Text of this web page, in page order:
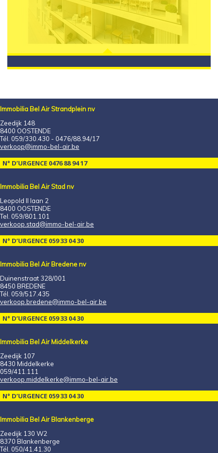
Immobilia Bel Air Strandplein nv
Zeedijk 148
8400 OOSTENDE
Tél. 059/330.430 - 0476/88.94/17
verkoop@immo-bel-air.be
N° D’URGENCE 0476 88 94 17
Immobilia Bel Air Stad nv
Leopold II laan 2
8400 OOSTENDE
Tel. 059/801.101
verkoop.stad@immo-bel-air.be
N° D’URGENCE 059 33 04 30
Immobilia Bel Air Bredene nv
Duinenstraat 328/001
8450 BREDENE
Tél. 059/517.435
verkoop.bredene@immo-bel-air.be
N° D’URGENCE 059 33 04 30
Immobilia Bel Air Middelkerke
Zeedijk 107
8430 Middelkerke
059/411.111
verkoop.middelkerke@immo-bel-air.be
N° D’URGENCE 059 33 04 30
Immobilia Bel Air Blankenberge
Zeedijk 130 W2
8370 Blankenberge
Tél. 050/41.41.30